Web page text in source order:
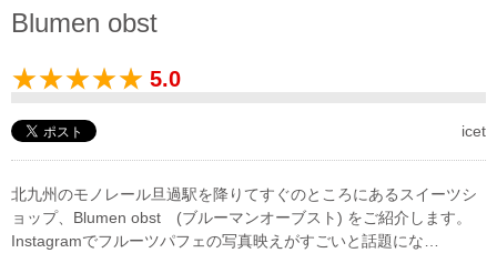
Blumen obst
5.0
icet
北九州のモノレール旦過駅を降りてすぐのところにあるスイーツシ
ョップ、Blumen obst (ブルーマンオーブスト) をご紹介します。
Instagramでフルーツパフェの写真映えがすごいと話題にな…